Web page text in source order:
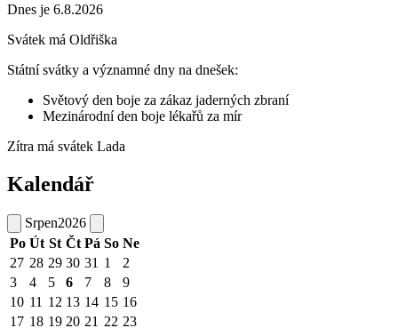
Dnes je 6.8.2026
Svátek má Oldřiška
Státní svátky a významné dny na dnešek:
Světový den boje za zákaz jaderných zbraní
Mezinárodní den boje lékařů za mír
Zítra má svátek Lada
Kalendář
Srpen2026
Po Út St Čt Pá So Ne
27 28 29 30 31 1
2
3
4 5 6 7 8
9
10 11 12 13 14 15 16
17 18 19 20 21 22 23